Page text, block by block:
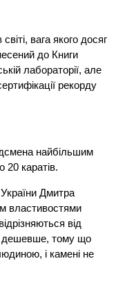
вага якого досяг
до Книги
лабораторії, але
рекорду
найбільшим
каратів.
Дмитра
властивостями
від
дешевше, тому що
і камені не